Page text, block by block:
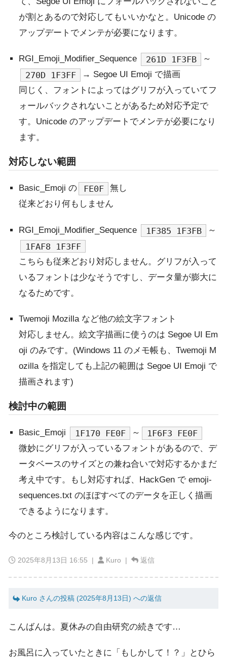
が割とあるので対応してもいいかなと。Unicode の
アップデートでメンテが必要になります。
RGI_Emoji_Modifier_Sequence 261D 1F3FB ～
270D 1F3FF
→ Segoe UI Emoji で描画
同じく、フォントによってはグリフが入っていてフ
ォールバックされないことがあるため対応予定で
す。Unicode のアップデートでメンテが必要になり
ます。
対応しない範囲
Basic_Emoji の FE0F
無し
従来どおり何もしません
RGI_Emoji_Modifier_Sequence 1F385 1F3FB ～
1FAF8 1F3FF
こちらも従来どおり対応しません。グリフが入って
いるフォントは少なそうですし、データ量が膨大に
なるためです。
Twemoji Mozilla など他の絵文字フォント
対応しません。絵文字描画に使うのは Segoe UI Em
oji のみです。(Windows 11 のメモ帳も、Twemoji M
ozilla を指定しても上記の範囲は Segoe UI Emoji で
描画されます)
検討中の範囲
Basic_Emoji 1F170 FE0F ～ 1F6F3 FE0F
微妙にグリフが入っているフォントがあるので、デ
ータベースのサイズとの兼ね合いで対応するかまだ
考え中です。もし対応すれば、HackGen で emoji-
sequences.txt のほぼすべてのデータを正しく描画
できるようになります。
今のところ検討している内容はこんな感じです。
2025年8月13日 16:55 | Kuro | 返信
Kuro さんの投稿 (2025年8月13日) への返信
こんばんは。夏休みの自由研究の続きです…
お風呂に入っていたときに「もしかして！？」とひら